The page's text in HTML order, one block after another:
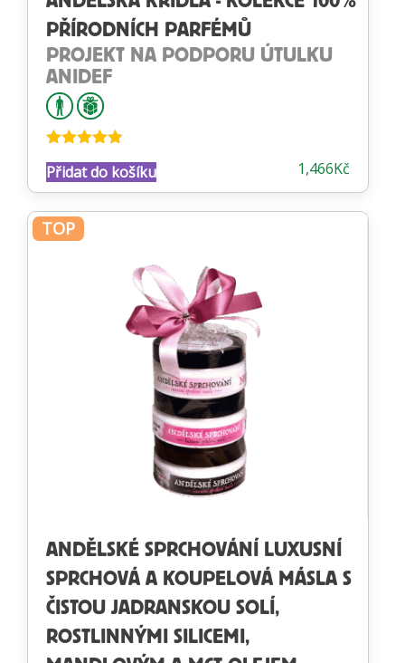
PŘÍRODNÍCH PARFÉMŮ
PROJEKT NA PODPORU ÚTULKU
ANIDEF
4.82z 5 1,466Kč
Přidat do košíku
TOP
ANDĚLSKÉ SPRCHOVÁNÍ LUXUSNÍ
SPRCHOVÁ A KOUPELOVÁ MÁSLA S
ČISTOU JADRANSKOU SOLÍ,
ROSTLINNÝMI SILICEMI,